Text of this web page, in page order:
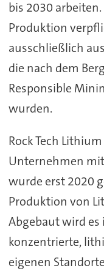
bis 2030
Produktion
ausschließlich
die nach dem
Responsible
wurden.
Rock Tech
Unternehmen mit
wurde erst 2020
Produktion von
Abgebaut wird es
konzentrierte,
eigenen